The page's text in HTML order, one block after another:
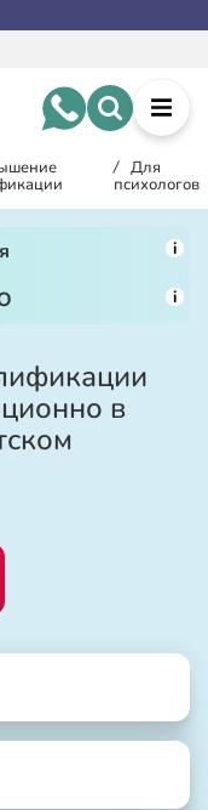
/ Для
психологов
i
i
в